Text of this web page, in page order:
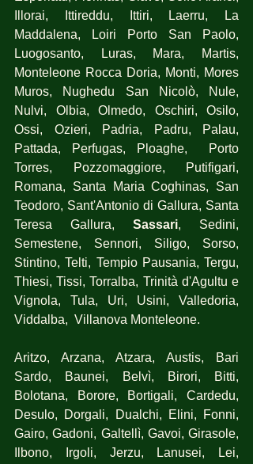
Illorai, Ittireddu, Ittiri, Laerru, La
Maddalena, Loiri Porto San Paolo,
Luogosanto, Luras, Mara, Martis,
Monteleone Rocca Doria, Monti, Mores
Muros, Nughedu San Nicolò, Nule,
Nulvi, Olbia, Olmedo, Oschiri, Osilo,
Ossi, Ozieri, Padria, Padru, Palau,
Pattada, Perfugas, Ploaghe,  Porto
Torres, Pozzomaggiore, Putifigari,
Romana, Santa Maria Coghinas, San
Teodoro, Sant'Antonio di Gallura, Santa
Teresa Gallura, Sassari, Sedini,
Semestene, Sennori, Siligo, Sorso,
Stintino, Telti, Tempio Pausania, Tergu,
Thiesi, Tissi, Torralba, Trinità d'Agultu e
Vignola, Tula, Uri, Usini, Valledoria,
Viddalba,  Villanova Monteleone.
Aritzo, Arzana, Atzara, Austis, Bari
Sardo, Baunei, Belvì, Birori, Bitti,
Bolotana, Borore, Bortigali, Cardedu,
Desulo, Dorgali, Dualchi, Elini, Fonni,
Gairo, Gadoni, Galtellì, Gavoi, Girasole,
Ilbono, Irgoli, Jerzu, Lanusei, Lei,